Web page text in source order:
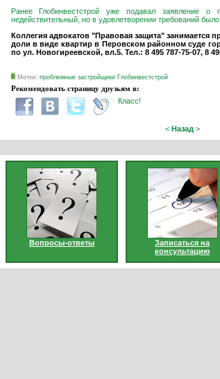
Ранее Глобинвестстрой уже подавал заявление о
недействительный, но в удовлетворении требований было
Коллегия адвокатов "Правовая защита" занимается
доли в виде квартир в Перовском районном суде
по ул. Новогиреевской, вл.5. Тел.: 8 495 787-75-07, 8
Метки: проблемные застройщики Глобинвестстрой
Рекомендовать страницу друзьям в:
Класс!
< Назад >
Вопросы-ответы
Записаться на
консультацию